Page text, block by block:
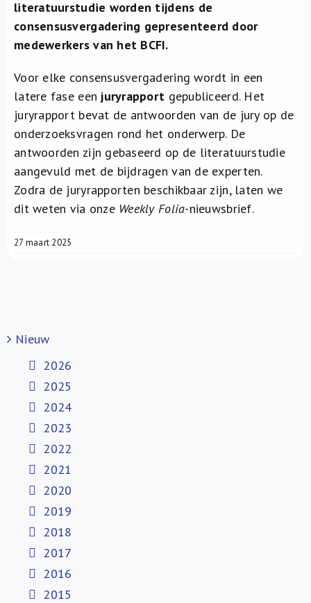
literatuurstudie worden tijdens de
consensusvergadering gepresenteerd door
medewerkers van het BCFI.
Voor elke consensusvergadering wordt in een
latere fase een juryrapport gepubliceerd. Het
juryrapport bevat de antwoorden van de jury op de
onderzoeksvragen rond het onderwerp. De
antwoorden zijn gebaseerd op de literatuurstudie
aangevuld met de bijdragen van de experten.
Zodra de juryrapporten beschikbaar zijn, laten we
dit weten via onze Weekly Folia-nieuwsbrief.
27 maart 2025
Nieuw
2026
2025
2024
2023
2022
2021
2020
2019
2018
2017
2016
2015